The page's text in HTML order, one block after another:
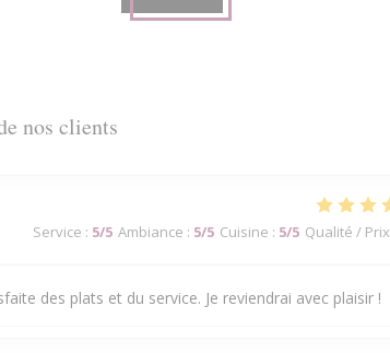
nos clients
Service : 5/5 Ambiance : 5/5 Cuisine : 5/5 Qualité / Prix
des plats et du service. Je reviendrai avec plaisir !